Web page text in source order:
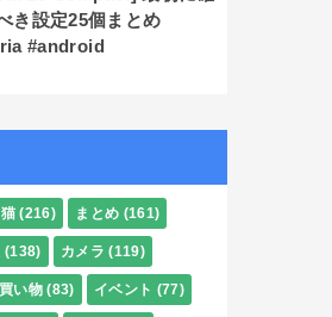
き設定25個まとめ
#android
猫 (216) まとめ (161)
(138) カメラ (119)
買い物 (83) イベント (77)